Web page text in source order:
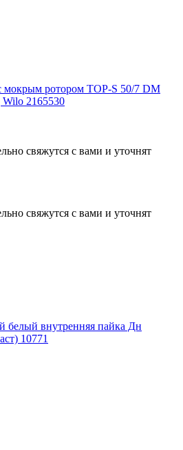
мокрым ротором TOP-S 50/7 DM
2165530
свяжутся с вами и уточнят
свяжутся с вами и уточнят
белый внутренняя пайка Дн
10771